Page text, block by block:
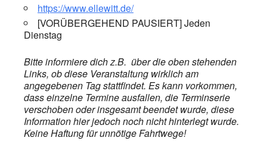
https://www.ellewitt.de/
[VORÜBERGEHEND PAUSIERT] Jeden
Dienstag
Bitte informiere dich z.B. über die oben stehenden
Links, ob diese Veranstaltung wirklich am
angegebenen Tag stattfindet. Es kann vorkommen,
dass einzelne Termine ausfallen, die Terminserie
verschoben oder insgesamt beendet wurde, diese
Information hier jedoch noch nicht hinterlegt wurde.
Keine Haftung für unnötige Fahrtwege!